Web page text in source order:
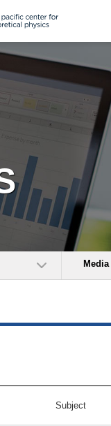
Media
Subject